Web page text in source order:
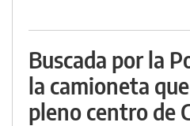
Buscada por la
la camioneta
pleno centro de